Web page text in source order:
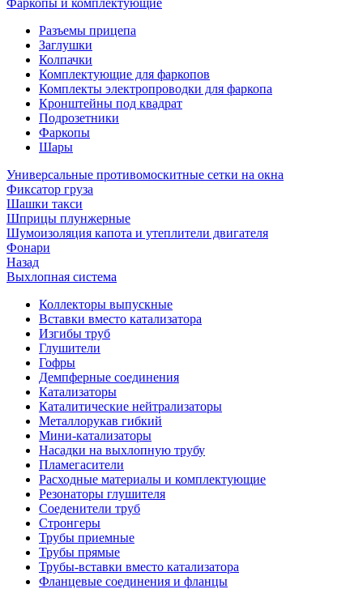
Фаркопы и комплектующие
Разъемы прицепа
Заглушки
Колпачки
Комплектующие для фаркопов
Комплекты электропроводки для фаркопа
Кронштейны под квадрат
Подрозетники
Фаркопы
Шары
Универсальные противомоскитные сетки на окна
Фиксатор груза
Шашки такси
Шприцы плунжерные
Шумоизоляция капота и утеплители двигателя
Фонари
Назад
Выхлопная система
Коллекторы выпускные
Вставки вместо катализатора
Изгибы труб
Глушители
Гофры
Демпферные соединения
Катализаторы
Каталитические нейтрализаторы
Металлорукав гибкий
Мини-катализаторы
Насадки на выхлопную трубу
Пламегасители
Расходные материалы и комплектующие
Резонаторы глушителя
Соеденители труб
Стронгеры
Трубы приемные
Трубы прямые
Трубы-вставки вместо катализатора
Фланцевые соединения и фланцы